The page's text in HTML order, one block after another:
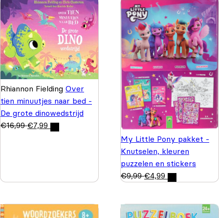
Rhiannon Fielding Over
tien minuutjes naar bed -
De grote dinowedstrijd
€16,99 €7,99
My Little Pony pakket -
Knutselen, kleuren
puzzelen en stickers
€9,99 €4,99